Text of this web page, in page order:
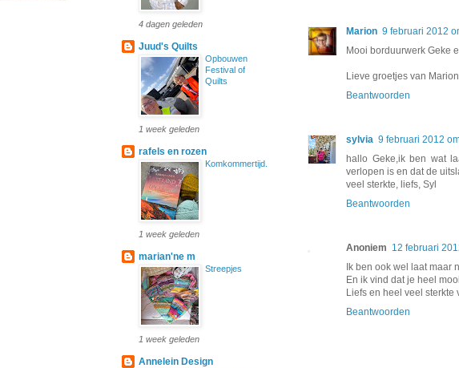
Marion 9 februari 2012
Mooi borduurwerk Geke
Lieve groetjes van Marion
Beantwoorden
sylvia 9 februari 2012
hallo Geke,ik ben wat
verlopen is en dat de
veel sterkte, liefs, Syl
Beantwoorden
Anoniem 12 februari
Ik ben ook wel laat maar
En ik vind dat je heel
Liefs en heel veel sterkte
Beantwoorden
4 dagen geleden
Juud's Quilts
Opbouwen
Festival of
Quilts
1 week geleden
rafels en rozen
Komkommertijd.
1 week geleden
marian'ne m
Streepjes
1 week geleden
Annelein Design